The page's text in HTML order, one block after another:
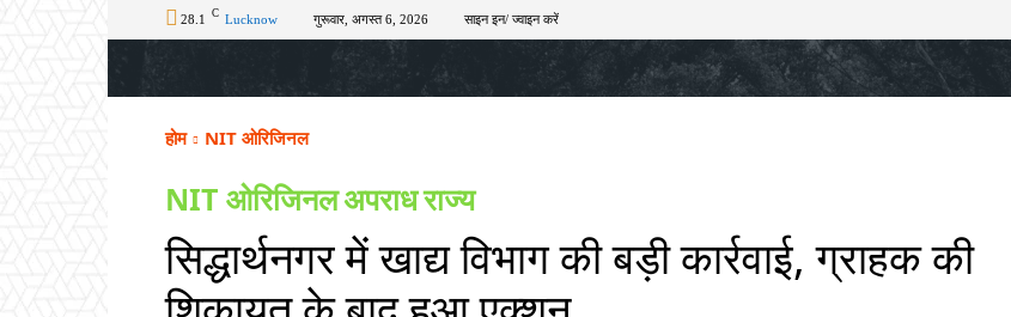
28.1 C Lucknow गुरूवार, अगस्त 6, 2026 साइन इन/ ज्वाइन करें
अपराध चुनाव खेल टेक – ऑटो राज्य मनोरंजन लाइफस्टाइल
होम NIT ओरिजिनल
NIT ओरिजिनलअपराधराज्य
सिद्धार्थनगर में खाद्य विभाग की बड़ी कार्रवाई, ग्राहक की